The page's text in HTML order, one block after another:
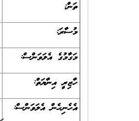
ތަން:
މުސާރަ:
މަގާމުގެ އެލަވަންސް:
ހާޒިރީ އިނާޔަތް:
އެހެނިހެން އެލަވަންސް: